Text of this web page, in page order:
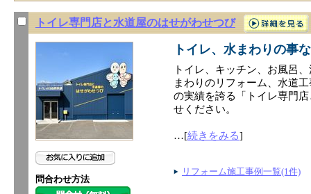
トイレ専門店と水道屋のはせがわせつび
問合わせ方法
トイレ、水まわりの事
トイレ、キッチン、お風呂
まわりのリフォーム、水道
の実績を誇る「トイレ専門
せください。
…[続きをみる]
リフォーム施工事例一覧(1件)